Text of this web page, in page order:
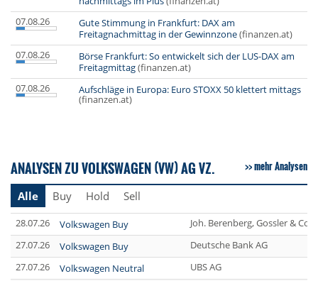
07.08.26
Gute Stimmung in Frankfurt: DAX am
Freitagnachmittag in der Gewinnzone(finanzen.at)
07.08.26
Börse Frankfurt: So entwickelt sich der LUS-DAX am
Freitagmittag(finanzen.at)
07.08.26
Aufschläge in Europa: Euro STOXX 50 klettert mittags
(finanzen.at)
ANALYSEN ZU VOLKSWAGEN (VW) AG VZ. mehr Analysen
Alle Buy Hold Sell
28.07.26 Volkswagen Buy
Joh. Berenberg, Gossler & Co.
27.07.26
Volkswagen Buy
Deutsche Bank AG
27.07.26
Volkswagen Neutral
UBS AG